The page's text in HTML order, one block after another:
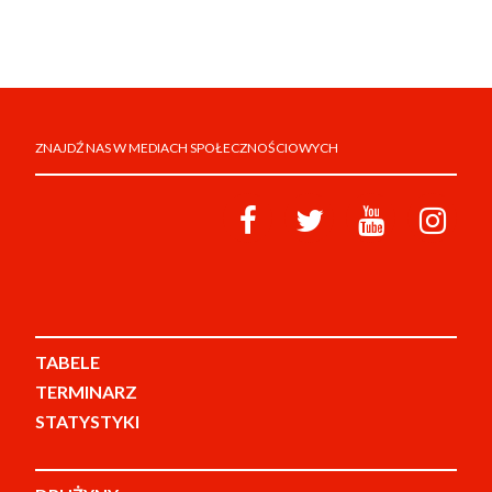
ZNAJDŹ NAS W MEDIACH SPOŁECZNOŚCIOWYCH
TABELE
TERMINARZ
STATYSTYKI